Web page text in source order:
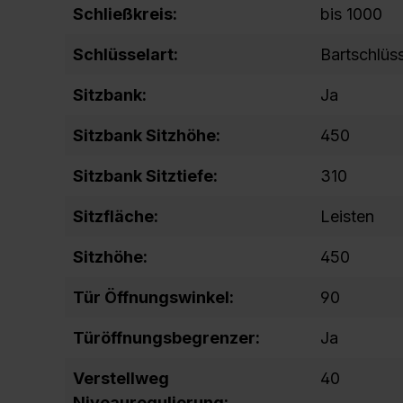
Schließkreis: bis 1000
Schlüsselart:
Sitzbank: Ja
Sitzbank Sitzhöhe: 450
Sitzbank Sitztiefe: 310
Sitzfläche: Leisten
Sitzhöhe: 450
Tür Öffnungswinkel: 90
Türöffnungsbegrenzer: Ja
Verstellweg
40